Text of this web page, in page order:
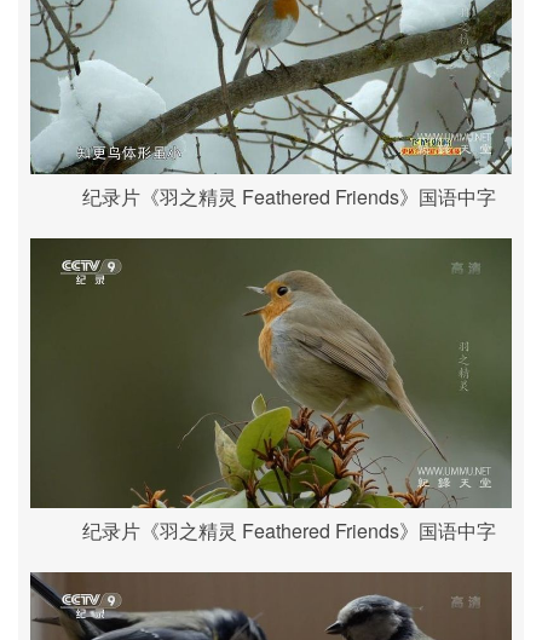
纪录片《羽之精灵 Feathered Friends》国语中字
纪录片《羽之精灵 Feathered Friends》国语中字